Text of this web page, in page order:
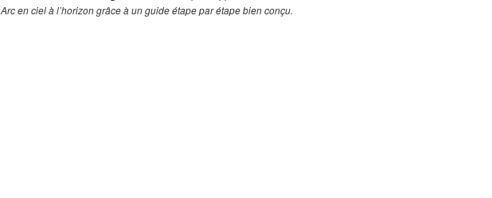
Arc en ciel à l’horizon grâce à un guide étape par étape bien conçu.